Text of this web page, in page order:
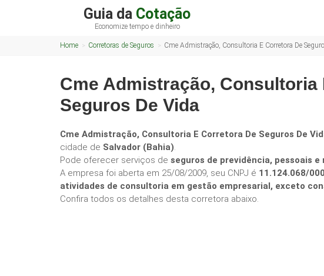
Guia da Cotação
Economize tempo e dinheiro
Home Corretoras de Seguros Cme Admistração, Consultoria E Corretora De
Cme Admistração, Consultoria
Seguros De Vida
Cme Admistração, Consultoria E Corretora De Seguros De
cidade de Salvador (Bahia).
Pode oferecer serviços de seguros de previdência, pessoais e
A empresa foi aberta em 25/08/2009, seu CNPJ é 11.124.068/
atividades de consultoria em gestão empresarial, exceto
Confira todos os detalhes desta corretora abaixo.